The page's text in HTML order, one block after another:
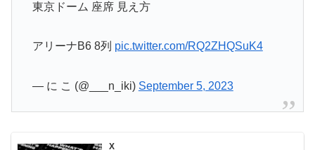
東京ドーム 座席 見え方
アリーナB6 8列 pic.twitter.com/RQ2ZHQSuK4
— に こ (@___n_iki) September 5, 2023
X